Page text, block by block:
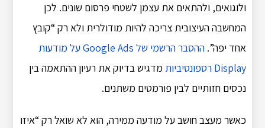
ולוגואים, ולהתאים את עצמן לשטחי פרסום שונים. לכן
המחשבה העיצובית צריכה להיות מודולרית ולא רק “קובץ
אחד יפה”.
ההסבר הרשמי של Google Ads על מודעות
Display רספונסיביות
מדגיש בדיוק את רעיון ההתאמה בין
נכסים חזותיים לבין פורמטים משתנים.
כאשר מעצב חושב על מודעה ממירה, הוא לא שואל רק “איזו